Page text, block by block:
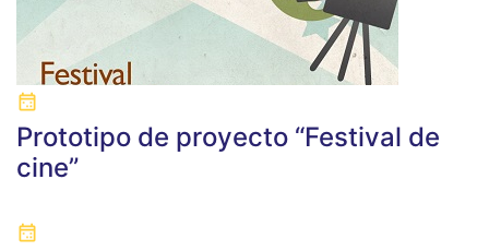
Prototipo de proyecto “Festival de
cine”